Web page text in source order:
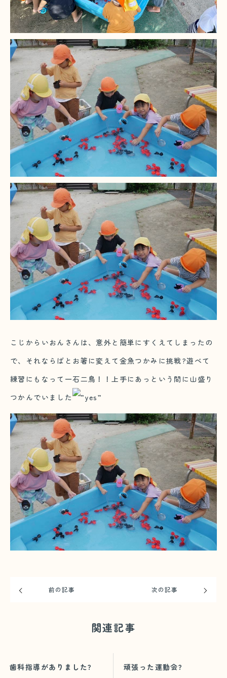
こじからいおんさんは、意外と簡単にすくえてしまったの
で、それならばとお箸に変えて金魚つかみに挑戦?遊べて
練習にもなって一石二鳥！！上手にあっという間に山盛り
つかんでいました
前の記事 次の記事
関連記事
歯科指導がありました? 頑張った運動会?